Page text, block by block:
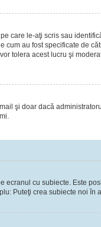
care le-aţi scris sau
au fost specificate de
tolera acest lucru şi
şi doar dacă
cu subiecte. Este
Puteţi crea subiecte noi în